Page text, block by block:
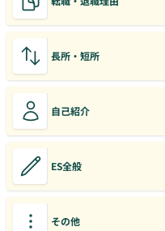
長所・短所
自己紹介
ES全般
その他